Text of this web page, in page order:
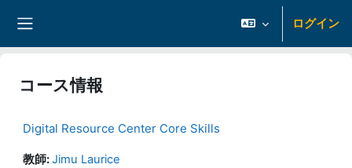
ログイン
コース情報
Digital Resource Center Core Skills
教師:Jimu Laurice